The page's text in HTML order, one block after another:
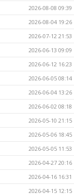
2026-08-08 09:39
2026-08-04 19:26
2026-07-12 21:53
2026-06-13 09:09
2026-06-12 16:23
2026-06-05 08:14
2026-06-04 13:26
2026-06-02 08:18
2026-05-10 21:15
2026-05-06 18:45
2026-05-05 11:53
2026-04-27 20:16
2026-04-16 16:31
2026-04-15 12:15